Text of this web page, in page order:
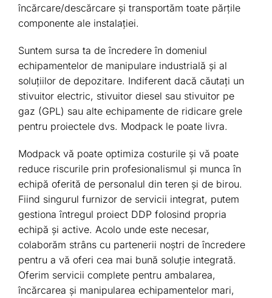
încărcare/descărcare și transportăm toate părțile
componente ale instalației.
Suntem sursa ta de încredere în domeniul
echipamentelor de manipulare industrială și al
soluțiilor de depozitare. Indiferent dacă căutați un
stivuitor electric, stivuitor diesel sau stivuitor pe
gaz (GPL) sau alte echipamente de ridicare grele
pentru proiectele dvs. Modpack le poate livra.
Modpack vă poate optimiza costurile și vă poate
reduce riscurile prin profesionalismul și munca în
echipă oferită de personalul din teren și de birou.
Fiind singurul furnizor de servicii integrat, putem
gestiona întregul proiect DDP folosind propria
echipă și active. Acolo unde este necesar,
colaborăm strâns cu partenerii noștri de încredere
pentru a vă oferi cea mai bună soluție integrată.
Oferim servicii complete pentru ambalarea,
încărcarea și manipularea echipamentelor mari,